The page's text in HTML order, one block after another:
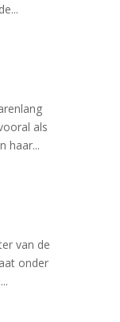
als
haar...
van de
onder